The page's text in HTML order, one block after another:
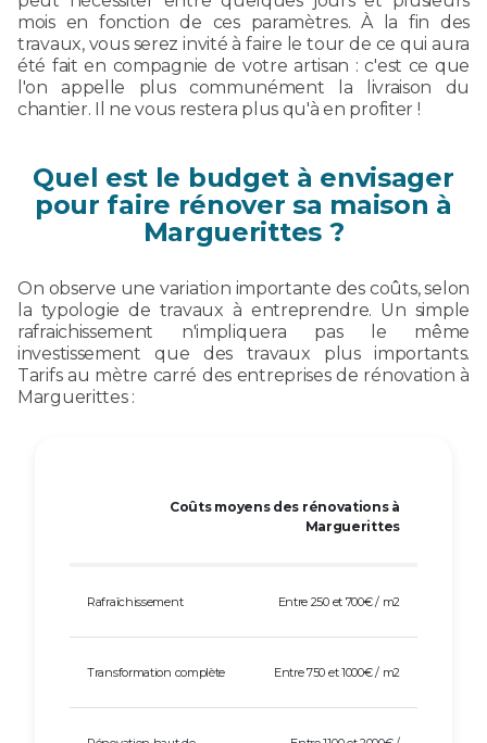
mois en fonction de ces paramètres. À la fin des
travaux, vous serez invité à faire le tour de ce qui aura
été fait en compagnie de votre artisan : c'est ce que
l'on appelle plus communément la livraison du
chantier. Il ne vous restera plus qu'à en profiter !
Quel est le budget à envisager
pour faire rénover sa maison à
Marguerittes ?
On observe une variation importante des coûts, selon
la typologie de travaux à entreprendre. Un simple
rafraichissement n'impliquera pas le même
investissement que des travaux plus importants.
Tarifs au mètre carré des entreprises de rénovation à
Marguerittes :
Coûts moyens des rénovations à
Marguerittes
Rafraîchissement Entre 250 et 700€ / m2
Transformation complète Entre 750 et 1000€ / m2